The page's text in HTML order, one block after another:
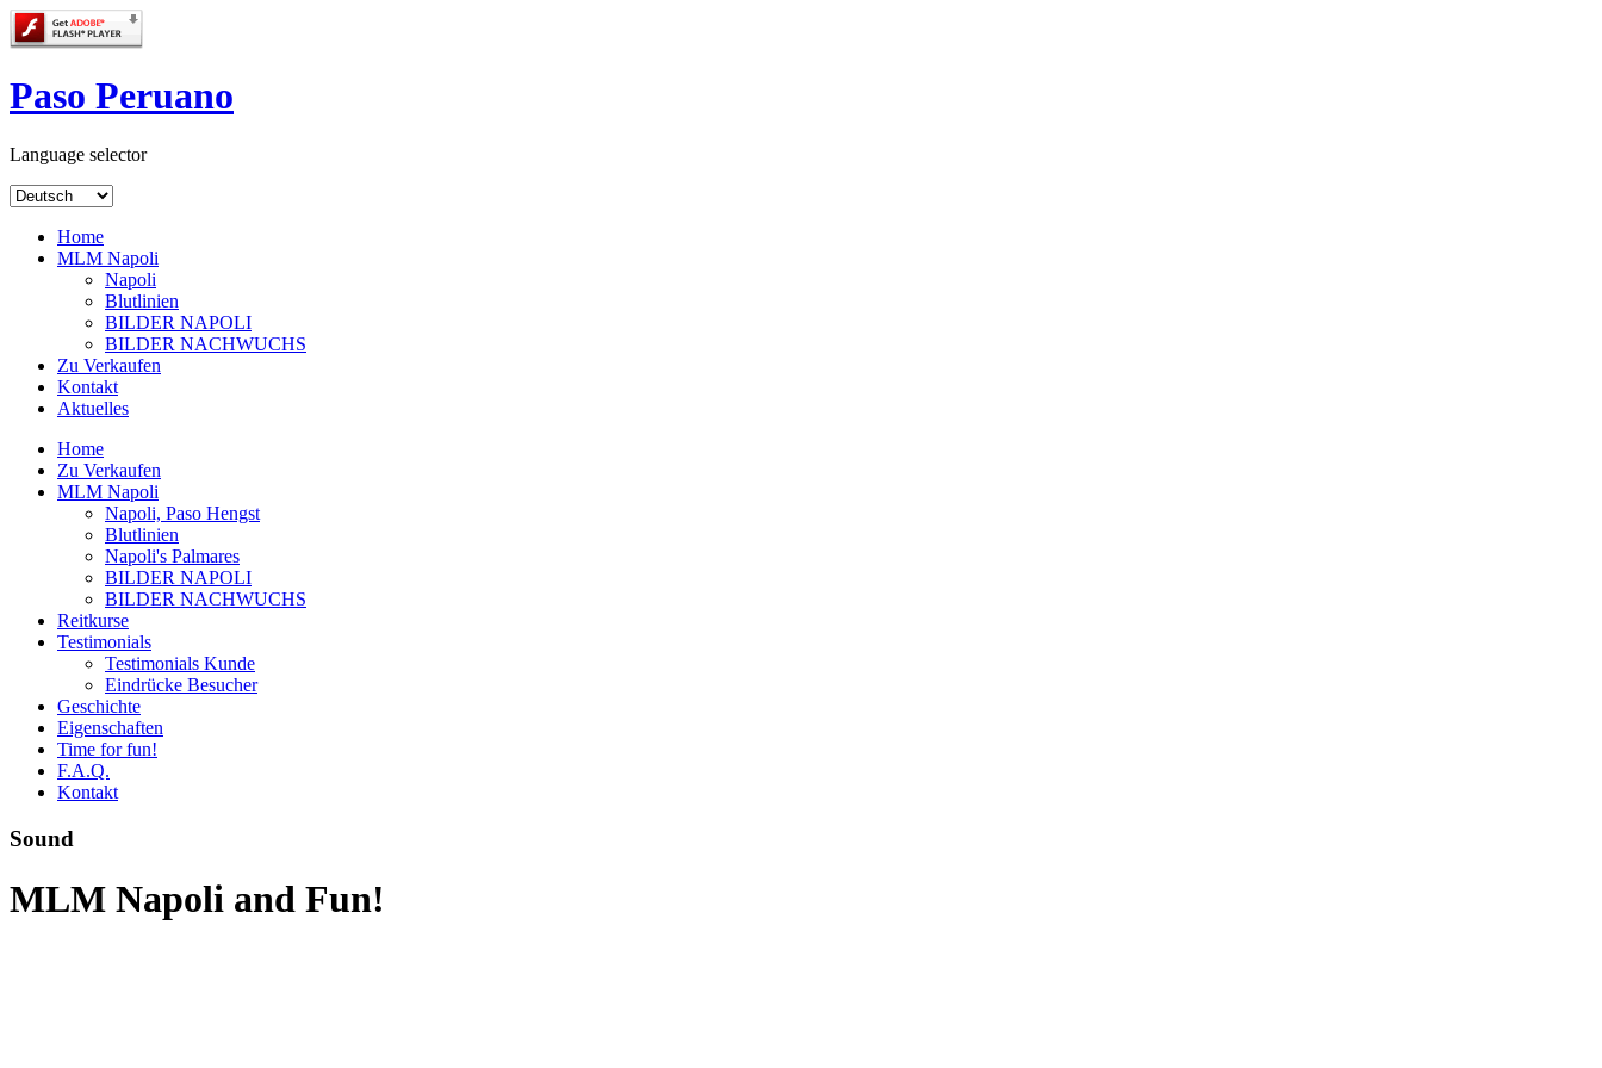
Paso Peruano
Language selector
Home
MLM Napoli
Napoli
Blutlinien
BILDER NAPOLI
BILDER NACHWUCHS
Zu Verkaufen
Kontakt
Aktuelles
Home
Zu Verkaufen
MLM Napoli
Napoli, Paso Hengst
Blutlinien
Napoli's Palmares
BILDER NAPOLI
BILDER NACHWUCHS
Reitkurse
Testimonials
Testimonials Kunde
Eindrücke Besucher
Geschichte
Eigenschaften
Time for fun!
F.A.Q.
Kontakt
Sound
MLM Napoli and Fun!